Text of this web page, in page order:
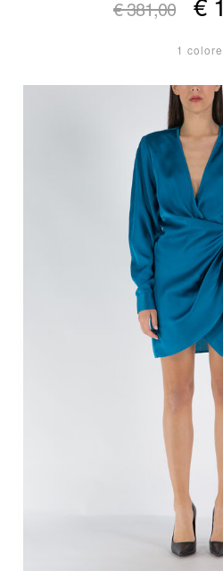
€ 381,00
1 colore